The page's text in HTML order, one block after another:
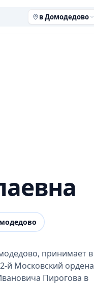
в Домодедово
принимает в
й Московский ордена
Пирогова в